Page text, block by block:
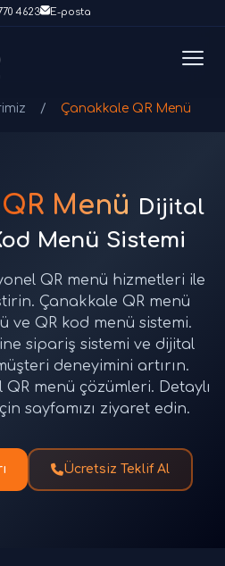
4623 E-posta
/ Çanakkale QR Menü
Menü Dijital
Menü Sistemi
QR menü hizmetleri ile
Çanakkale QR menü
ve QR kod menü sistemi.
sipariş sistemi ve dijital
deneyimini artırın.
menü çözümleri. Detaylı
sayfamızı ziyaret edin.
Ücretsiz Teklif Al